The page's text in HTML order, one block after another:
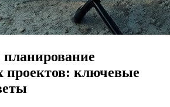
проектов: ключевые